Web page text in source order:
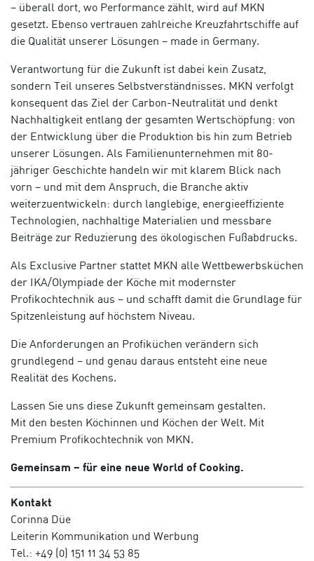
– überall dort, wo Performance zählt, wird auf MKN
gesetzt. Ebenso vertrauen zahlreiche Kreuzfahrtschiffe auf
die Qualität unserer Lösungen – made in Germany.
Verantwortung für die Zukunft ist dabei kein Zusatz,
sondern Teil unseres Selbstverständnisses. MKN verfolgt
konsequent das Ziel der Carbon-Neutralität und denkt
Nachhaltigkeit entlang der gesamten Wertschöpfung: von
der Entwicklung über die Produktion bis hin zum Betrieb
unserer Lösungen. Als Familienunternehmen mit 80-
jähriger Geschichte handeln wir mit klarem Blick nach
vorn – und mit dem Anspruch, die Branche aktiv
weiterzuentwickeln: durch langlebige, energieeffiziente
Technologien, nachhaltige Materialien und messbare
Beiträge zur Reduzierung des ökologischen Fußabdrucks.
Als Exclusive Partner stattet MKN alle Wettbewerbsküchen
der IKA/Olympiade der Köche mit modernster
Profikochtechnik aus – und schafft damit die Grundlage für
Spitzenleistung auf höchstem Niveau.
Die Anforderungen an Profiküchen verändern sich
grundlegend – und genau daraus entsteht eine neue
Realität des Kochens.
Lassen Sie uns diese Zukunft gemeinsam gestalten.
Mit den besten Köchinnen und Köchen der Welt. Mit
Premium Profikochtechnik von MKN.
Gemeinsam – für eine neue World of Cooking.
Kontakt
Corinna Düe
Leiterin Kommunikation und Werbung
Tel.: +49 (0) 151 11 34 53 85